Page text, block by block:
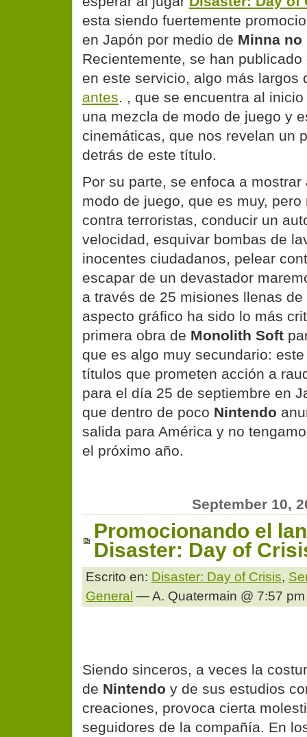
esta siendo fuertemente
en Japón por medio de Minna no
Recientemente, se han
en este servicio, algo más largos
antes. , que se encuentra al
una mezcla de modo de juego y
cinemáticas, que nos revelan un
detrás de este título.
Por su parte, se enfoca a
modo de juego, que es muy,
contra terroristas, conducir un
velocidad, esquivar bombas de
inocentes ciudadanos, pelear
escapar de un devastador
a través de 25 misiones llenas
aspecto gráfico ha sido lo más
primera obra de Monolith Soft
que es algo muy secundario:
títulos que prometen acción a
para el día 25 de septiembre en
que dentro de poco Nintendo
salida para América y no
el próximo año.
September 10,
Promocionando el
Disaster: Day of
Escrito en: Disaster: Day of Crisis,
General — A. Quatermain @ 7:57 pm
Siendo sinceros, a veces la
de Nintendo y de sus estudios
creaciones, provoca cierta
seguidores de la compañía. En